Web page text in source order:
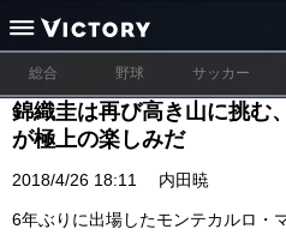
総合 野球 サッカー
錦織圭は再び高き山に挑む
が極上の楽しみだ
2018/4/26 18:11 内田暁
6年ぶりに出場したモンテカルロ・